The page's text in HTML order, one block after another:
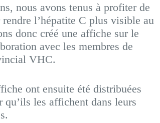
nous avons tenus à profiter de
l’hépatite C plus visible au
donc créé une affiche sur le
avec les membres de
VHC.
ont ensuite été distribuées
qu’ils les affichent dans leurs